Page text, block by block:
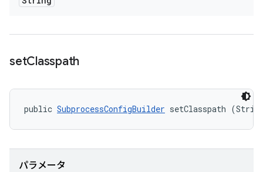
setClasspath
public SubprocessConfigBuilder setClasspath
パラメータ